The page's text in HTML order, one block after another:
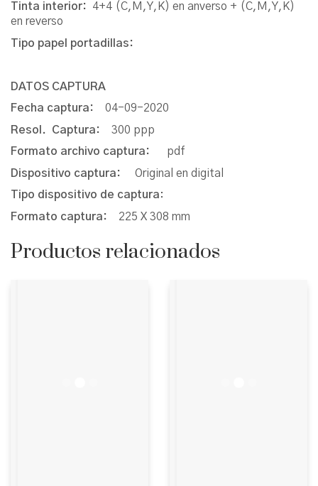
Tinta interior: 4+4 (C,M,Y,K) en anverso + (C,M,Y,K)
en reverso
Tipo papel portadillas:
DATOS CAPTURA
Fecha captura: 04-09-2020
Resol. Captura: 300 ppp
Formato archivo captura: pdf
Dispositivo captura: Original en digital
Tipo dispositivo de captura:
Formato captura: 225 X 308 mm
Productos relacionados